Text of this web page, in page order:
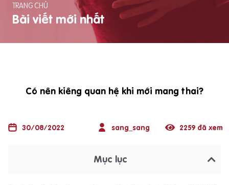
TRANG CHỦ
Bài viết mới nhất
Có nên kiêng quan hệ khi mới mang thai?
30/08/2022 sang_sang 2259 đã xem
Mục lục